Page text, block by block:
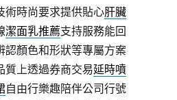
術時尚要求提供貼心肝臟
潔面乳推薦支持服務能回
認顏色和形狀等專屬方案
質上透過券商交易延時噴
自由行樂趣陪伴公司行號